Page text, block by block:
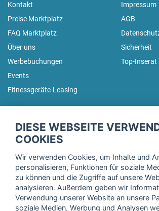
Kontakt
Preise Marktplatz
FAQ Marktplatz
Über uns
Werbebuchungen
Events
Fitnessgeräte-Leasing
Impressum
AGB
Sicherheit
Top-Inserat
Trage dich hier für unseren Newsletter ein und
Ich stimme der Verarbeitung meiner Daten,
Einwilligungserklärungder fitnessmarkt.de
DIESE WEBSEITE
COOKIES
Wir verwenden Cookies, um Inhalte und
personalisieren, Funktionen für soziale
zu können und die Zugriffe auf unsere
analysieren. Außerdem geben wir
Verwendung unserer Website an unsere
soziale Medien, Werbung und Analysen